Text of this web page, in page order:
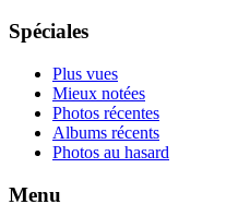
Spéciales
Plus vues
Mieux notées
Photos récentes
Albums récents
Photos au hasard
Menu